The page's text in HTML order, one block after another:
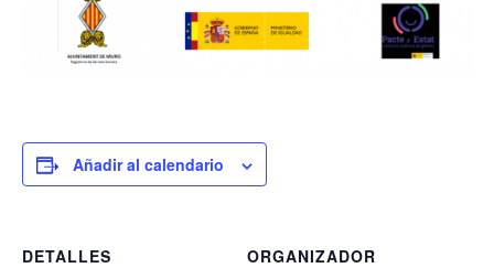
Añadir al calendario
DETALLES
ORGANIZADOR